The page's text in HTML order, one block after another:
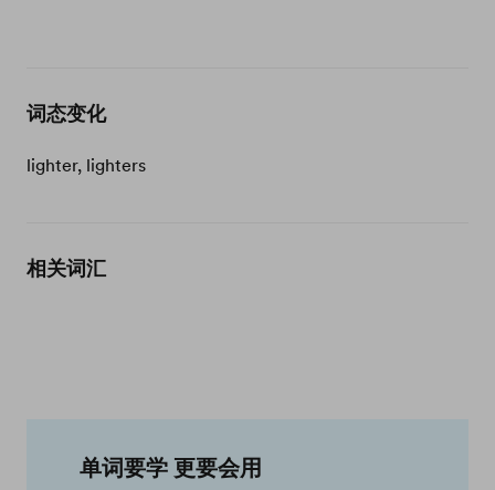
词态变化
lighter, lighters
相关词汇
单词要学 更要会用